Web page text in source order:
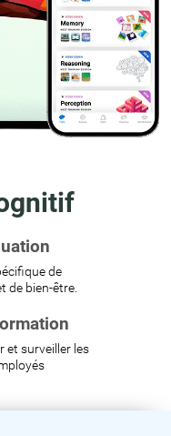
de
de bien-être.
et surveiller les